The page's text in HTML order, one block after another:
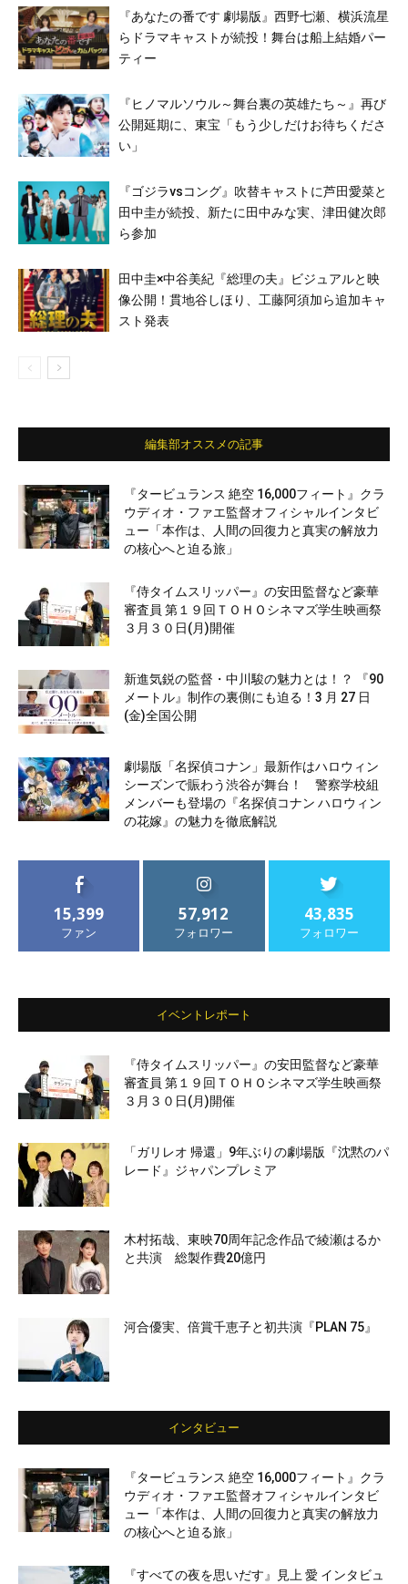
『あなたの番です 劇場版』西野七瀬、横浜流星
らドラマキャストが続投！舞台は船上結婚パー
ティー
『ヒノマルソウル～舞台裏の英雄たち～』再び
公開延期に、東宝「もう少しだけお待ちくださ
い」
『ゴジラvsコング』吹替キャストに芦田愛菜と
田中圭が続投、新たに田中みな実、津田健次郎
ら参加
田中圭×中谷美紀『総理の夫』ビジュアルと映
像公開！貫地谷しほり、工藤阿須加ら追加キャ
スト発表
編集部オススメの記事
『タービュランス 絶空 16,000フィート』クラ
ウディオ・ファエ監督オフィシャルインタビ
ュー「本作は、人間の回復力と真実の解放力
の核心へと迫る旅」
『侍タイムスリッパー』の安田監督など豪華
審査員 第１９回ＴＯＨＯシネマズ学生映画祭
３月３０日(月)開催
新進気鋭の監督・中川駿の魅力とは！？ 『90
メートル』制作の裏側にも迫る！3 月 27 日
(金)全国公開
劇場版「名探偵コナン」最新作はハロウィン
シーズンで賑わう渋谷が舞台！ 警察学校組
メンバーも登場の『名探偵コナン ハロウィン
の花嫁』の魅力を徹底解説
15,399
ファン
57,912
フォロワー
43,835
フォロワー
イベントレポート
『侍タイムスリッパー』の安田監督など豪華
審査員 第１９回ＴＯＨＯシネマズ学生映画祭
３月３０日(月)開催
「ガリレオ 帰還」9年ぶりの劇場版『沈黙のパ
レード』ジャパンプレミア
木村拓哉、東映70周年記念作品で綾瀬はるか
と共演 総製作費20億円
河合優実、倍賞千恵子と初共演『PLAN 75』
インタビュー
『タービュランス 絶空 16,000フィート』クラ
ウディオ・ファエ監督オフィシャルインタビ
ュー「本作は、人間の回復力と真実の解放力
の核心へと迫る旅」
『すべての夜を思いだす』見上 愛 インタビュ